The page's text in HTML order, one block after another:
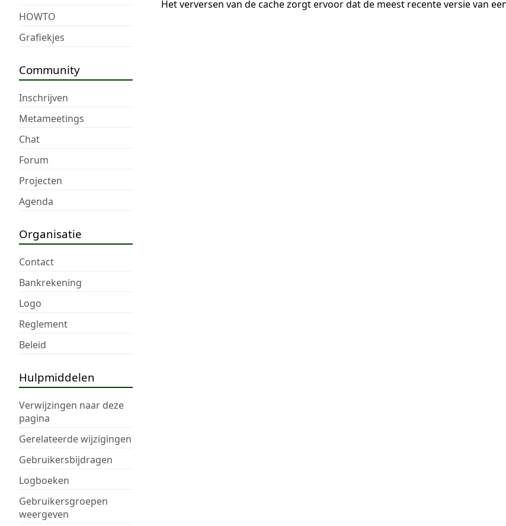
HOWTO
Grafiekjes
Community
Inschrijven
Metameetings
Chat
Forum
Projecten
Agenda
Organisatie
Contact
Bankrekening
Logo
Reglement
Beleid
Hulpmiddelen
Verwijzingen naar deze
pagina
Gerelateerde wijzigingen
Gebruikersbijdragen
Logboeken
Gebruikersgroepen
weergeven
Het verversen van de cache zorgt ervoor dat de meest recente versie van